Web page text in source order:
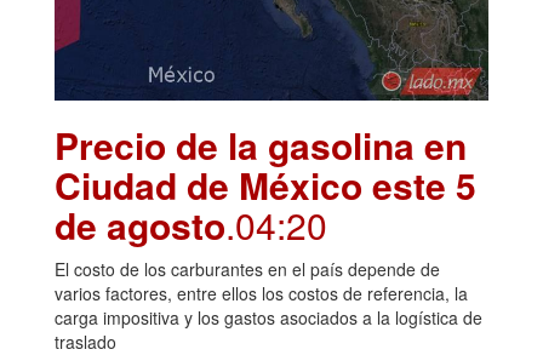
Precio de la gasolina en
Ciudad de México este 5
de agosto.04:20
El costo de los carburantes en el país depende de
varios factores, entre ellos los costos de referencia, la
carga impositiva y los gastos asociados a la logística de
traslado